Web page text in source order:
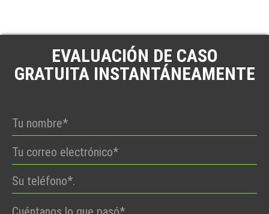
EVALUACIÓN DE CASO
GRATUITA INSTANTÁNEAMENTE
Por